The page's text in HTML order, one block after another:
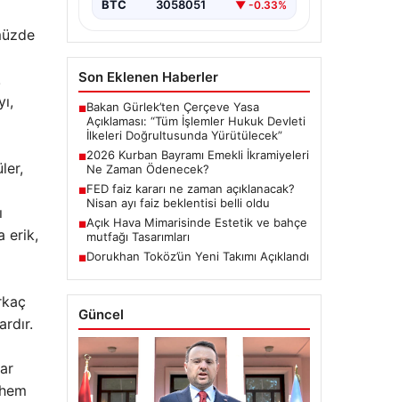
erik,
BTC 3058051 ▼ -0.33%
Son Eklenen Haberler
■Bakan Gürlek’ten Çerçeve Yasa
Açıklaması: “Tüm İşlemler Hukuk Devleti
İlkeleri Doğrultusunda Yürütülecek”
■2026 Kurban Bayramı Emekli İkramiyeleri
Ne Zaman Ödenecek?
■FED faiz kararı ne zaman açıklanacak?
Nisan ayı faiz beklentisi belli oldu
■Açık Hava Mimarisinde Estetik ve bahçe
mutfağı Tasarımları
■Dorukhan Toköz’ün Yeni Takımı Açıklandı
Güncel